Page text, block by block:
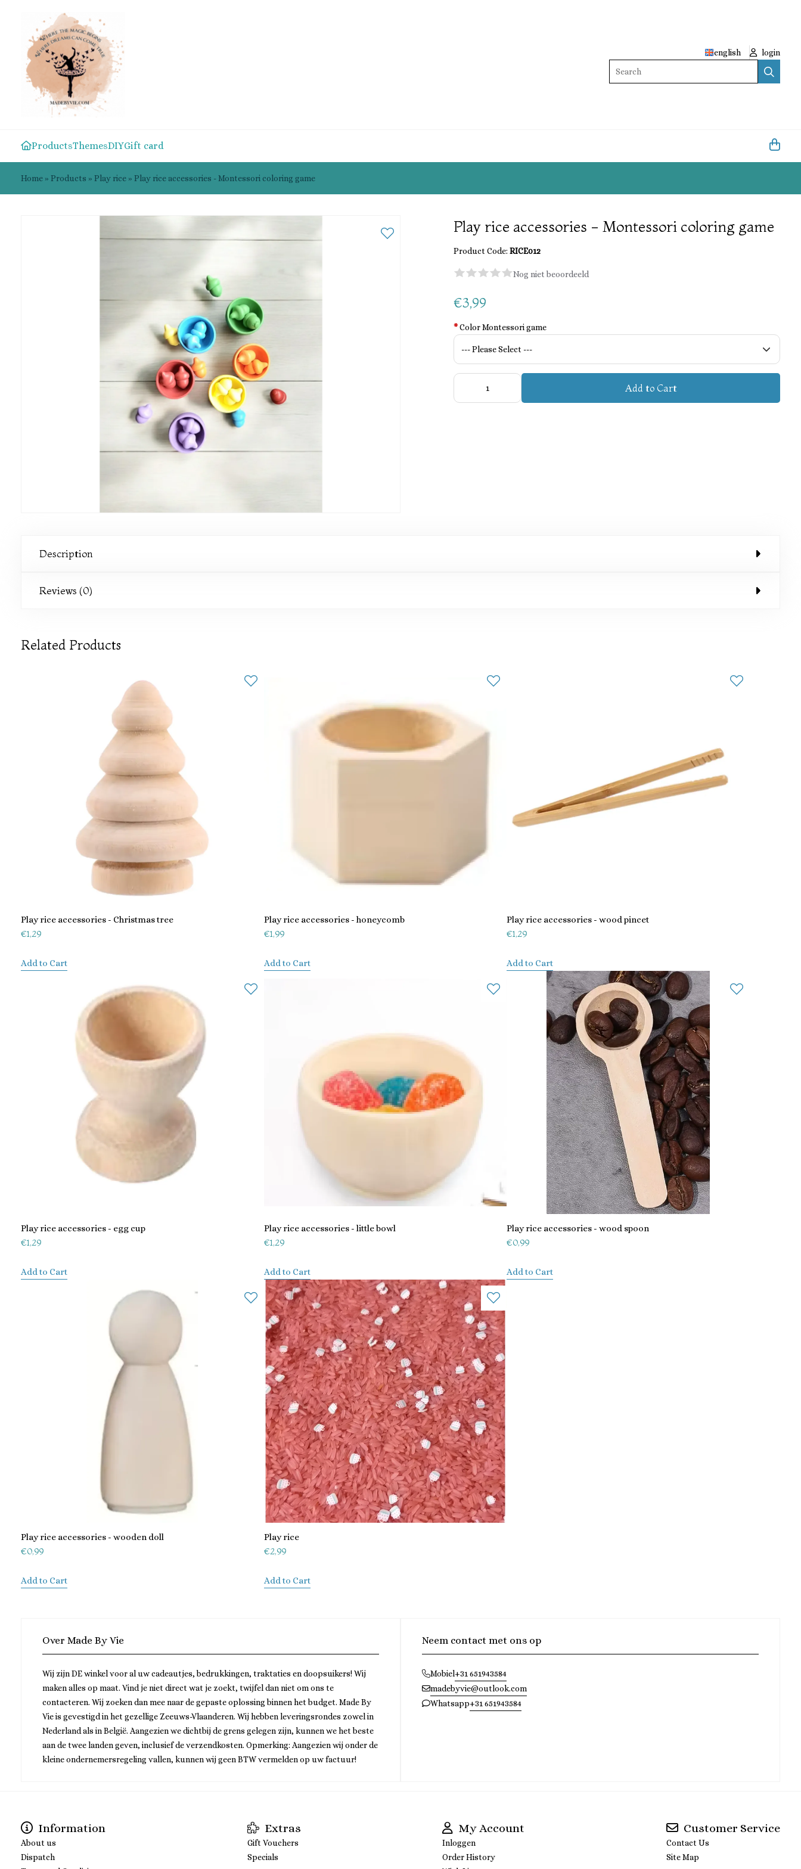
english
login
Search
ProductsThemesDIYGift card
Home » Products » Play rice » Play rice accessories - Montessori coloring game
Play rice accessories - Montessori coloring game
Product Code:RICE012
Nog niet beoordeeld
€3,99
*Color Montessori game
Add to Cart
Description
Reviews (0)
Related Products
Play rice accessories - Christmas tree
€1,29
Add to Cart
Play rice accessories - honeycomb
€1,99
Add to Cart
Play rice accessories - wood pincet
€1,29
Add to Cart
Play rice accessories - egg cup
€1,29
Add to Cart
Play rice accessories - little bowl
€1,29
Add to Cart
Play rice accessories - wood spoon
€0,99
Add to Cart
Play rice accessories - wooden doll
€0,99
Add to Cart
Play rice
€2,99
Add to Cart
Over Made By Vie
Wij zijn DE winkel voor al uw cadeautjes, bedrukkingen, traktaties en doopsuikers! Wij
maken alles op maat. Vind je niet direct wat je zoekt, twijfel dan niet om ons te
contacteren. Wij zoeken dan mee naar de gepaste oplossing binnen het budget. Made By
Vie is gevestigd in het gezellige Zeeuws-Vlaanderen. Wij hebben leveringsrondes zowel in
Nederland als in België. Aangezien we dichtbij de grens gelegen zijn, kunnen we het beste
aan de twee landen geven, inclusief de verzendkosten. Opmerking: Aangezien wij onder de
kleine ondernemersregeling vallen, kunnen wij geen BTW vermelden op uw factuur!
Neem contact met ons op
Mobiel+31 651943584
madebyvie@outlook.com
Whatsapp+31 651943584
Information
About us
Dispatch
Extras
Gift Vouchers
Specials
My Account
Inloggen
Order History
Customer Service
Contact Us
Site Map